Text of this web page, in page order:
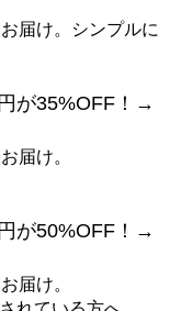
届け。シンプルに
が35%OFF！→
届け。
が50%OFF！→
届け。